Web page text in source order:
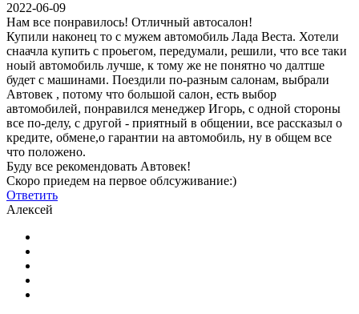
2022-06-09
Нам все понравилось! Отличный автосалон!
Купили наконец то с мужем автомобиль Лада Веста. Хотели
снаачла купить с проьегом, передумали, решили, что все таки
ноый автомобиль лучше, к тому же не понятно чо далтше
будет с машинами. Поездили по-разным салонам, выбрали
Автовек , потому что большой салон, есть выбор
автомобилей, понравился менеджер Игорь, с одной стороны
все по-делу, с другой - приятный в общении, все рассказыл о
кредите, обмене,о гарантии на автомобиль, ну в общем все
что положено.
Буду все рекомендовать Автовек!
Скоро приедем на первое облсуживание:)
Ответить
Алексей